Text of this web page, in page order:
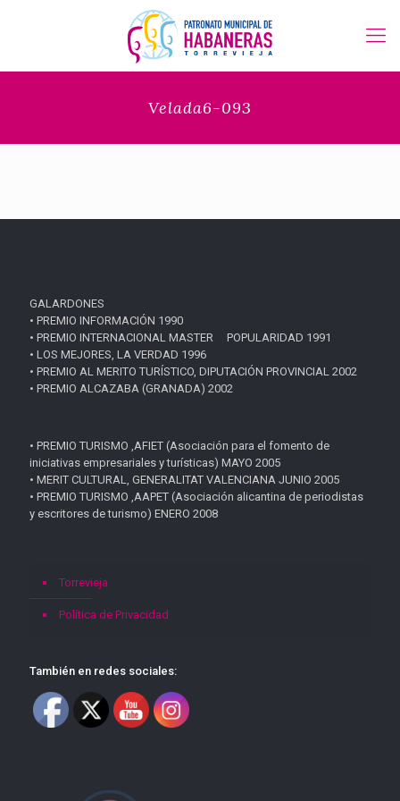
Velada6-093
GALARDONES
• PREMIO INFORMACIÓN 1990
• PREMIO INTERNACIONAL MASTER POPULARIDAD 1991
• LOS MEJORES, LA VERDAD 1996
• PREMIO AL MERITO TURÍSTICO, DIPUTACIÓN PROVINCIAL 2002
• PREMIO ALCAZABA (GRANADA) 2002
• PREMIO TURISMO ,AFIET (Asociación para el fomento de
iniciativas empresariales y turísticas) MAYO 2005
• MERIT CULTURAL, GENERALITAT VALENCIANA JUNIO 2005
• PREMIO TURISMO ,AAPET (Asociación alicantina de periodistas
y escritores de turismo) ENERO 2008
Torrevieja
Política de Privacidad
También en redes sociales: